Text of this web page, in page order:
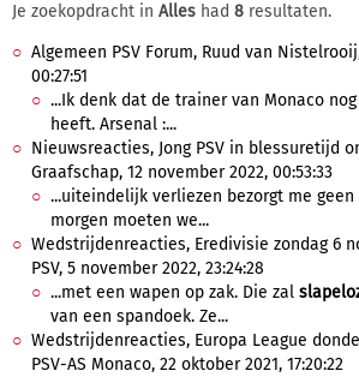
Je zoekopdracht in Alles had 8 resultaten.
Algemeen PSV Forum, Ruud van
00:27:51
...Ik denk dat de trainer van Monaco nog
heeft. Arsenal :...
Nieuwsreacties, Jong PSV in blessuretijd
Graafschap, 12 november 2022, 00:53:33
...uiteindelijk verliezen bezorgt me geen
morgen moeten we...
Wedstrijdenreacties, Eredivisie zondag 6
PSV, 5 november 2022, 23:24:28
...met een wapen op zak. Die zal
van een spandoek. Ze...
Wedstrijdenreacties, Europa League
PSV-AS Monaco, 22 oktober 2021, 17:20:22